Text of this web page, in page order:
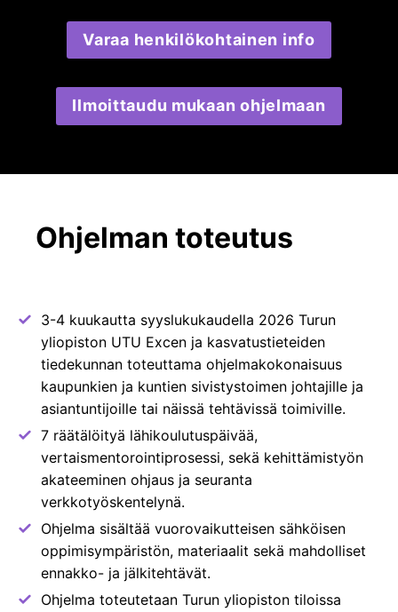
Varaa henkilökohtainen info
Ilmoittaudu mukaan ohjelmaan
Ohjelman toteutus
3-4 kuukautta syyslukukaudella 2026 Turun
yliopiston UTU Excen ja kasvatustieteiden
tiedekunnan toteuttama ohjelmakokonaisuus
kaupunkien ja kuntien sivistystoimen johtajille ja
asiantuntijoille tai näissä tehtävissä toimiville.
7 räätälöityä lähikoulutuspäivää,
vertaismentorointiprosessi, sekä kehittämistyön
akateeminen ohjaus ja seuranta
verkkotyöskentelynä.
Ohjelma sisältää vuorovaikutteisen sähköisen
oppimisympäristön, materiaalit sekä mahdolliset
ennakko- ja jälkitehtävät.
Ohjelma toteutetaan Turun yliopiston tiloissa